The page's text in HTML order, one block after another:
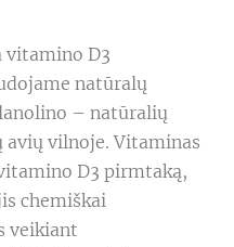
vitamino D3
natūralų
– natūralių
vilnoje. Vitaminas
D3 pirmtaką,
chemiškai
veikiant